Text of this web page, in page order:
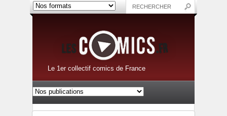
Le 1er collectif comics de France